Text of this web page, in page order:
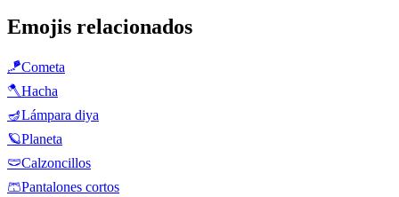
Emojis relacionados
🪁Cometa
🪓Hacha
🪔Lámpara diya
🪐Planeta
🩲Calzoncillos
🩳Pantalones cortos